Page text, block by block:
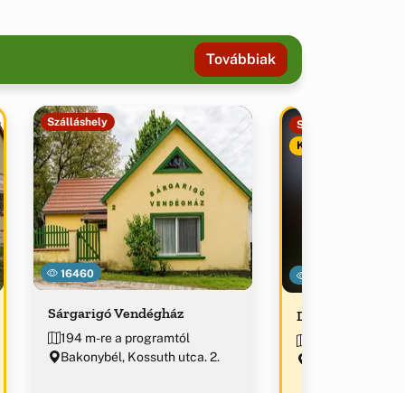
Továbbiak
16460
Szálláshely
Sárgarigó Vendégház
194 m-re a programtól
Bakonybél, Kossuth utca. 2.
Szálláshely
Kiemelt
Dublecz